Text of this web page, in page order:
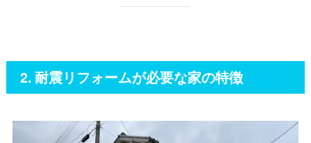
2. 耐震リフォームが必要な家の特徴